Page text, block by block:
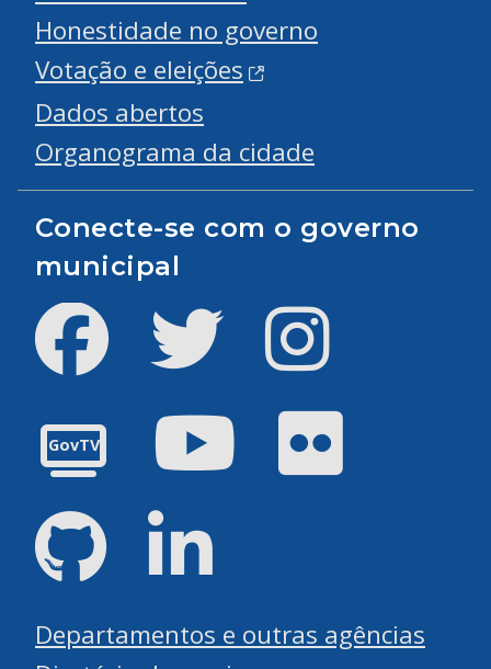
Honestidade no governo
Votação e eleições
Dados abertos
Organograma da cidade
Conecte-se com o governo
municipal
Facebook Twitter
GovTV
Youtube
GitHub
Departamentos e outras agências